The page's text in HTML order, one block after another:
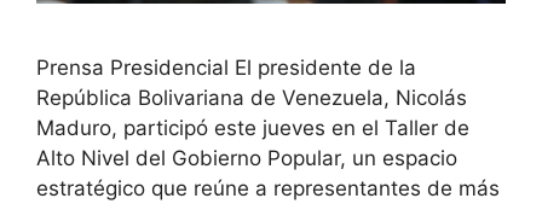
Prensa Presidencial El presidente de la
República Bolivariana de Venezuela, Nicolás
Maduro, participó este jueves en el Taller de
Alto Nivel del Gobierno Popular, un espacio
estratégico que reúne a representantes de más